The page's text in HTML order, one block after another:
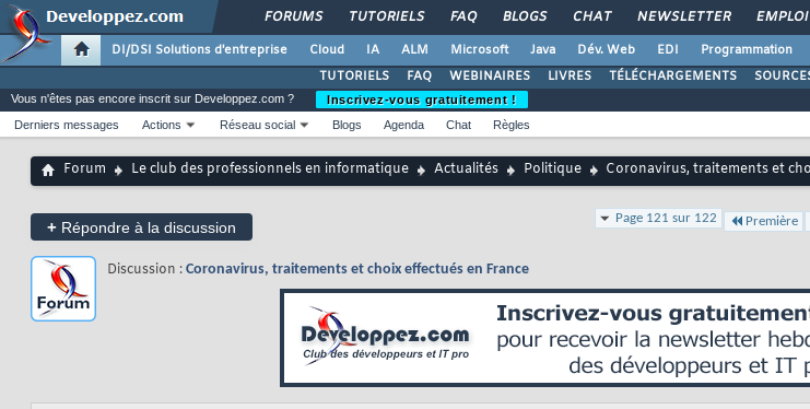
FORUMS TUTORIELS FAQ BLOGS CHAT NEWSLETTER EMPLOI
DI/DSI Solutions d'entreprise Cloud IA ALM Microsoft Java Dév. Web EDI Programmation
TUTORIELS
FAQ WEBINAIRES LIVRES TÉLÉCHARGEMENTS
Vous n'êtes pas encore inscrit sur Developpez.com ?
Inscrivez-vous gratuitement !
Derniers messages
Actions Réseau social Blogs Agenda Chat Règles
Forum Le club des professionnels en informatique Actualités Politique Coronavirus, traitements et
+ Répondre à la discussion
Page 121 sur 122 Première
Discussion : Coronavirus, traitements et choix effectués en France